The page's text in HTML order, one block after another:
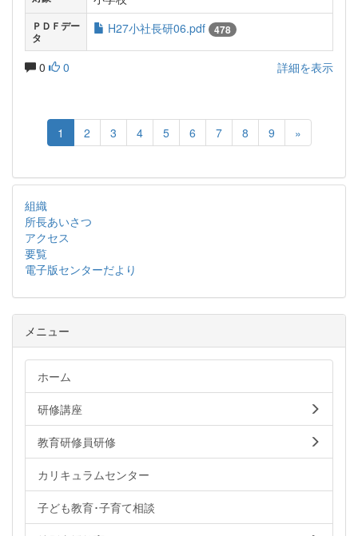
ＰＤＦデー
タ
H27小社長研06.pdf 478
0 0 詳細を表示
1 2 3 4 5 6 7 8 9 »
組織
所長あいさつ
アクセス
要覧
電子版センターだより
メニュー
ホーム
研修講座
教育研修員研修
カリキュラムセンター
子ども教育･子育て相談